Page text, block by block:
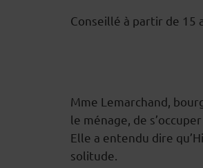
Conseillé à partir de 15
Mme Lemarchand,
le ménage, de
Elle a entendu dire
solitude.